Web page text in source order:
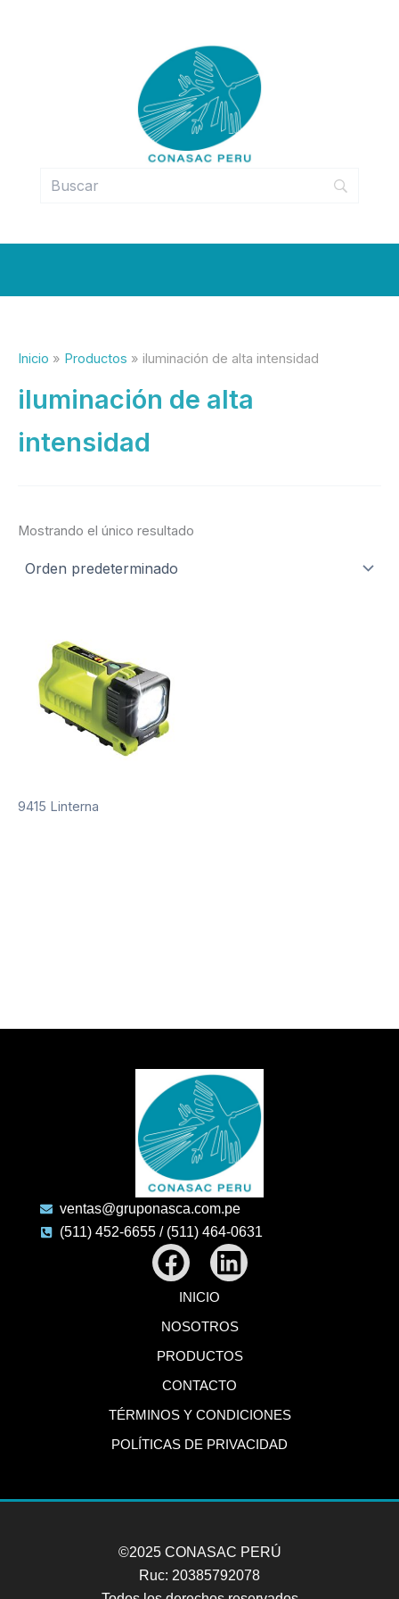
Inicio Productos iluminación de alta intensidad
iluminación de alta
intensidad
Mostrando el único resultado
9415 Linterna
ventas@gruponasca.com.pe
(511) 452-6655 / (511) 464-0631
Facebook
Linkedin
INICIO
NOSOTROS
PRODUCTOS
CONTACTO
TÉRMINOS Y CONDICIONES
POLÍTICAS DE PRIVACIDAD
©2025 CONASAC PERÚ
Ruc: 20385792078